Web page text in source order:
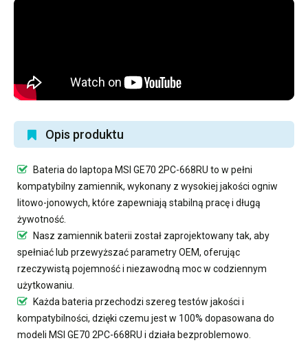
Opis produktu
Bateria do laptopa MSI GE70 2PC-668RU to w pełni
kompatybilny zamiennik, wykonany z wysokiej jakości ogniw
litowo-jonowych, które zapewniają stabilną pracę i długą
żywotność.
Nasz zamiennik baterii został zaprojektowany tak, aby
spełniać lub przewyższać parametry OEM, oferując
rzeczywistą pojemność i niezawodną moc w codziennym
użytkowaniu.
Każda bateria przechodzi szereg testów jakości i
kompatybilności, dzięki czemu jest w 100% dopasowana do
modeli MSI GE70 2PC-668RU i działa bezproblemowo.